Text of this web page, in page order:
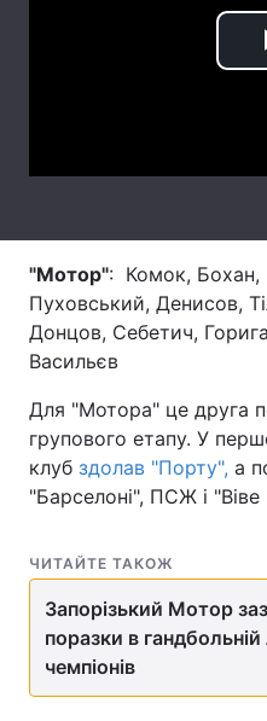
Інтерв'ю
Архів
Послуги
Тема оформлення
"Мотор": Комок, Бохан,
Пуховський, Денисов,
Донцов, Себетич,
Васильєв
Для "Мотора" це друга
групового етапу. У
клуб здолав "Порту", а
"Барселоні", ПСЖ і "Віве
ЧИТАЙТЕ ТАКОЖ
Запорізький Мотор
поразки в гандбольній
чемпіонів